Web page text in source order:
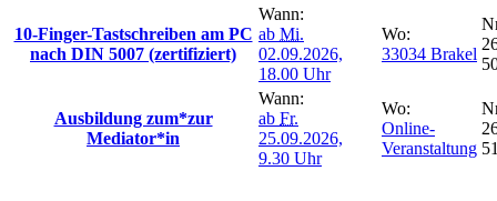
10-Finger-Tastschreiben am PC
nach DIN 5007 (zertifiziert)
Wann:
ab Mi.
02.09.2026,
18.00 Uhr
Wo:
33034 Brakel
Ausbildung zum*zur
Mediator*in
Wann:
ab Fr.
25.09.2026,
9.30 Uhr
Wo:
Online-
Veranstaltung